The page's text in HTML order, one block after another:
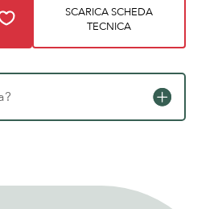
SCARICA SCHEDA
TECNICA